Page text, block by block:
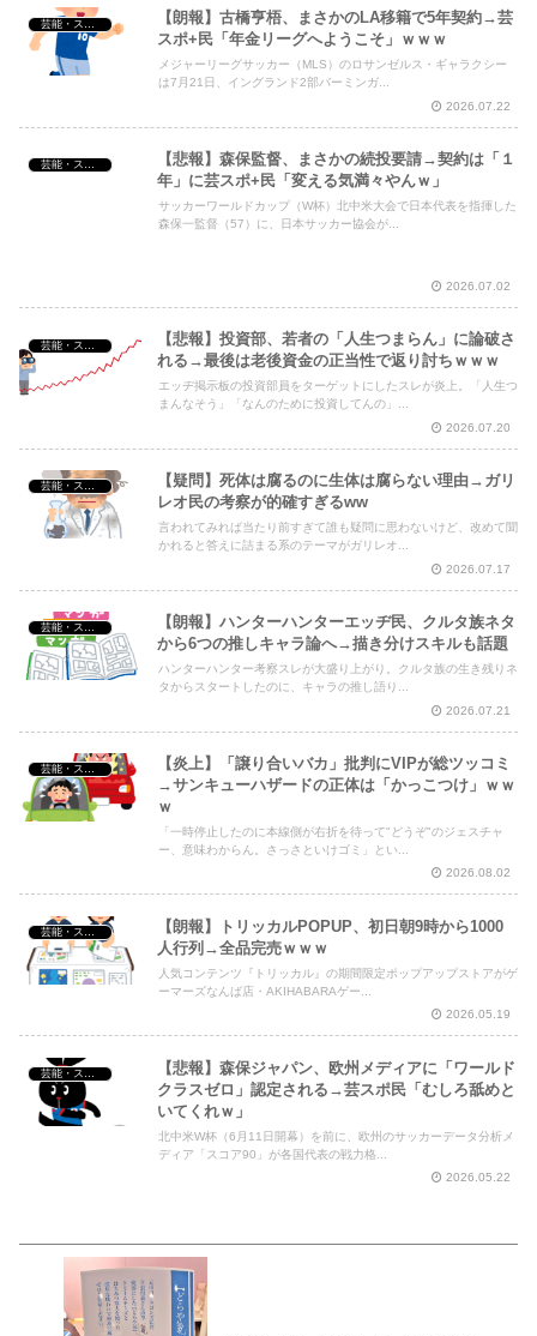
【朗報】古橋亨梧、まさかのLA移籍で5年契約→芸
スポ+民「年金リーグへようこそ」ｗｗｗ
メジャーリーグサッカー（MLS）のロサンゼルス・ギャラクシー
は7月21日、イングランド2部バーミンガ...
2026.07.22
芸能・スポーツ・Youtuber
【悲報】森保監督、まさかの続投要請→契約は「１
年」に芸スポ+民「変える気満々やんｗ」
サッカーワールドカップ（W杯）北中米大会で日本代表を指揮した
森保一監督（57）に、日本サッカー協会が...
2026.07.02
【悲報】投資部、若者の「人生つまらん」に論破さ
れる→最後は老後資金の正当性で返り討ちｗｗｗ
エッヂ掲示板の投資部員をターゲットにしたスレが炎上。「人生つ
まんなそう」「なんのために投資してんの」...
2026.07.20
芸能・スポーツ・Youtuber
【疑問】死体は腐るのに生体は腐らない理由→ガリ
レオ民の考察が的確すぎるww
言われてみれば当たり前すぎて誰も疑問に思わないけど、改めて聞
かれると答えに詰まる系のテーマがガリレオ...
2026.07.17
芸能・スポーツ・Youtuber
【朗報】ハンターハンターエッヂ民、クルタ族ネタ
から6つの推しキャラ論へ→描き分けスキルも話題
ハンターハンター考察スレが大盛り上がり。クルタ族の生き残りネ
タからスタートしたのに、キャラの推し語り...
2026.07.21
芸能・スポーツ・Youtuber
【炎上】「譲り合いバカ」批判にVIPが総ツッコミ
→サンキューハザードの正体は「かっこつけ」ｗｗ
ｗ
「一時停止したのに本線側が右折を待って"どうぞ"のジェスチャ
ー、意味わからん。さっさといけゴミ」とい...
2026.08.02
芸能・スポーツ・Youtuber
【朗報】トリッカルPOPUP、初日朝9時から1000
人行列→全品完売ｗｗｗ
人気コンテンツ『トリッカル』の期間限定ポップアップストアがゲ
ーマーズなんば店・AKIHABARAゲー...
2026.05.19
芸能・スポーツ・Youtuber
【悲報】森保ジャパン、欧州メディアに「ワールド
クラスゼロ」認定される→芸スポ民「むしろ舐めと
いてくれｗ」
北中米W杯（6月11日開幕）を前に、欧州のサッカーデータ分析メ
ディア「スコア90」が各国代表の戦力格...
2026.05.22